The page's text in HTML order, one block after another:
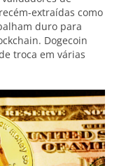
extraídas como
duro para
Dogecoin
troca em várias